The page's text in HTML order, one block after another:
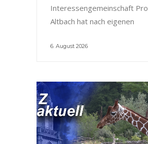
Interessengemeinschaft Pro
Altbach hat nach eigenen
6. August 2026